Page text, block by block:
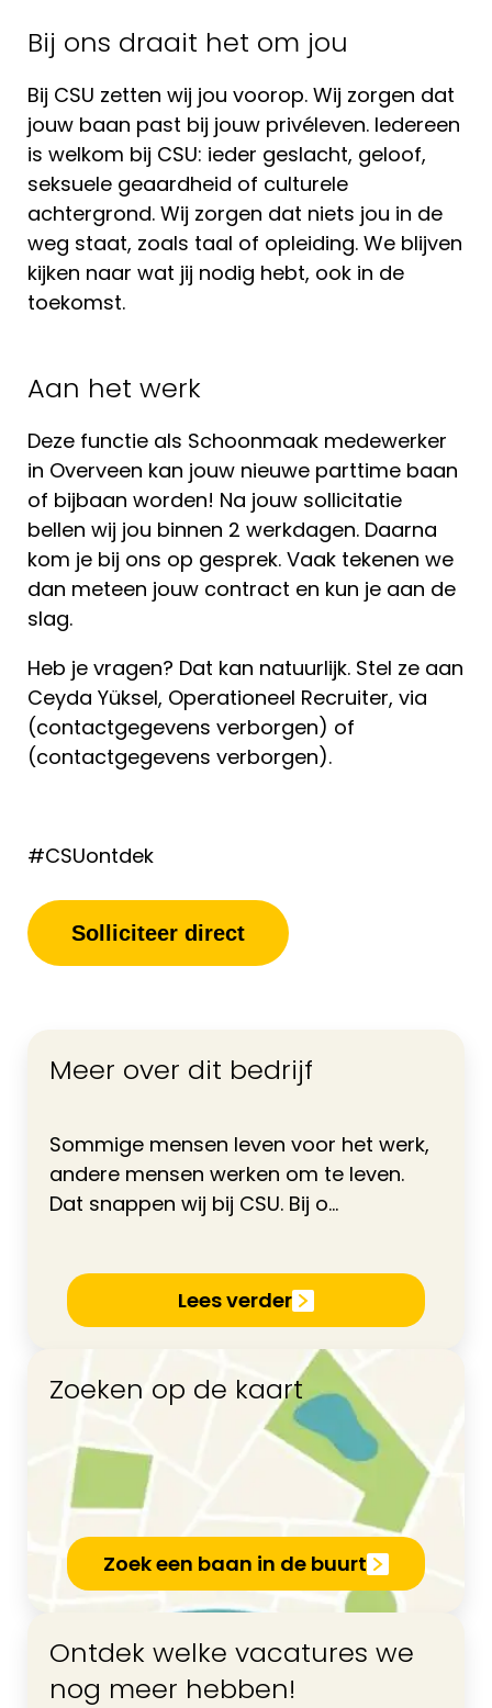
Bij ons draait het om jou
Bij CSU zetten wij jou voorop. Wij zorgen dat
jouw baan past bij jouw privéleven. Iedereen
is welkom bij CSU: ieder geslacht, geloof,
seksuele geaardheid of culturele
achtergrond. Wij zorgen dat niets jou in de
weg staat, zoals taal of opleiding. We blijven
kijken naar wat jij nodig hebt, ook in de
toekomst.
Aan het werk
Deze functie als Schoonmaak medewerker
in Overveen kan jouw nieuwe parttime baan
of bijbaan worden! Na jouw sollicitatie
bellen wij jou binnen 2 werkdagen. Daarna
kom je bij ons op gesprek. Vaak tekenen we
dan meteen jouw contract en kun je aan de
slag.
Heb je vragen? Dat kan natuurlijk. Stel ze aan
Ceyda Yüksel, Operationeel Recruiter, via
(contactgegevens verborgen) of
(contactgegevens verborgen).
#CSUontdek
Solliciteer direct
Meer over dit bedrijf
Sommige mensen leven voor het werk,
andere mensen werken om te leven.
Dat snappen wij bij CSU. Bij o...
Lees verder
Zoeken op de kaart
Zoek een baan in de buurt
Ontdek welke vacatures we
nog meer hebben!